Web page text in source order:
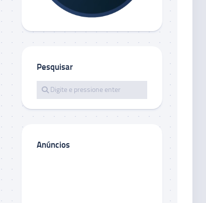
Pesquisar
Anúncios